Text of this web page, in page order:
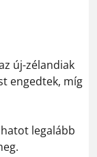
új-zélandiak
engedtek, míg
legalább